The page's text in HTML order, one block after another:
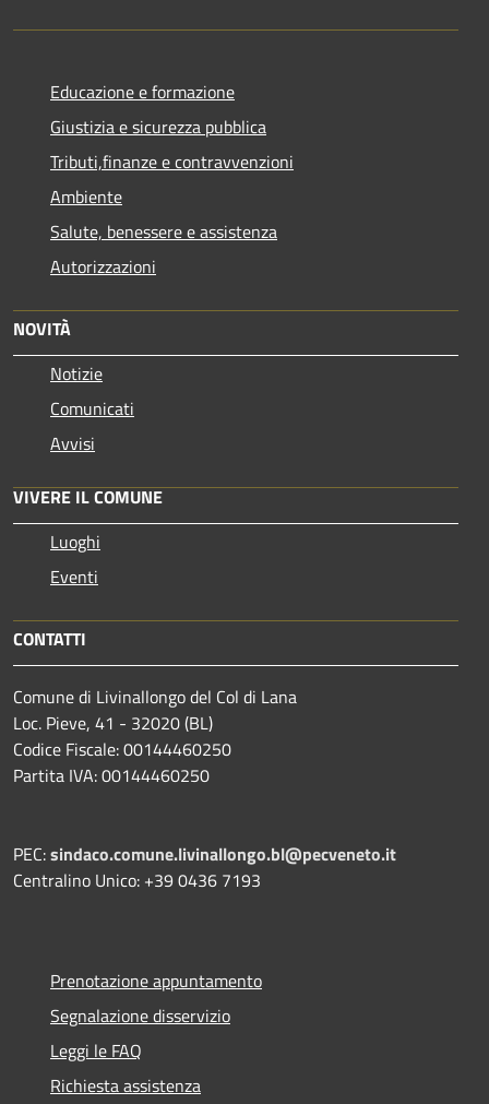
Educazione e formazione
Giustizia e sicurezza pubblica
Tributi,finanze e contravvenzioni
Ambiente
Salute, benessere e assistenza
Autorizzazioni
NOVITÀ
Notizie
Comunicati
Avvisi
VIVERE IL COMUNE
Luoghi
Eventi
CONTATTI
Comune di Livinallongo del Col di Lana
Loc. Pieve, 41 - 32020 (BL)
Codice Fiscale: 00144460250
Partita IVA: 00144460250
PEC:sindaco.comune.livinallongo.bl@pecveneto.it
Centralino Unico: +39 0436 7193
Prenotazione appuntamento
Segnalazione disservizio
Leggi le FAQ
Richiesta assistenza